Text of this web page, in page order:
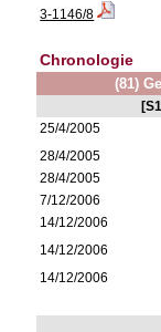
3-1146/8
Chronologie
(81)
25/4/2005
28/4/2005
28/4/2005
7/12/2006
14/12/2006
14/12/2006
14/12/2006